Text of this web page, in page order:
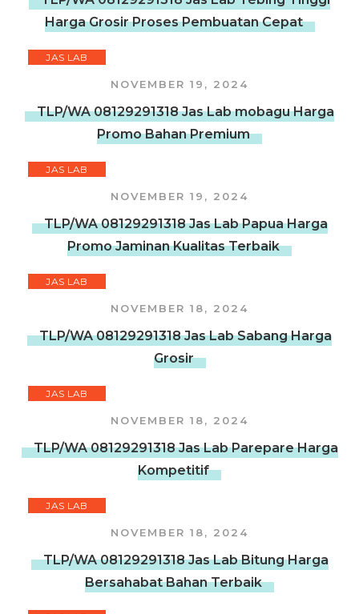
Harga Grosir Proses Pembuatan Cepat
JAS LAB
NOVEMBER 19, 2024
TLP/WA 08129291318 Jas Lab mobagu Harga
Promo Bahan Premium
JAS LAB
NOVEMBER 19, 2024
TLP/WA 08129291318 Jas Lab Papua Harga
Promo Jaminan Kualitas Terbaik
JAS LAB
NOVEMBER 18, 2024
TLP/WA 08129291318 Jas Lab Sabang Harga
Grosir
JAS LAB
NOVEMBER 18, 2024
TLP/WA 08129291318 Jas Lab Parepare Harga
Kompetitif
JAS LAB
NOVEMBER 18, 2024
TLP/WA 08129291318 Jas Lab Bitung Harga
Bersahabat Bahan Terbaik